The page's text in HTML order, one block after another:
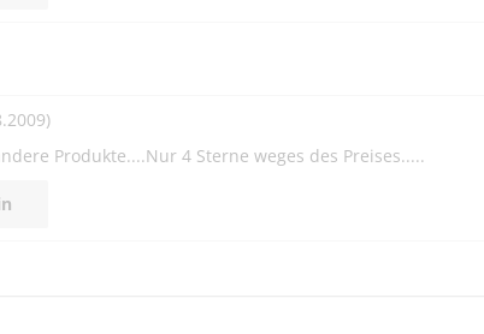
Produkte....Nur 4 Sterne weges des Preises.....